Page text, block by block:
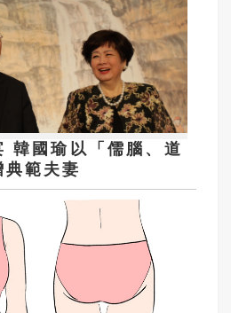
韓國瑜以「儒腦、道
範夫妻